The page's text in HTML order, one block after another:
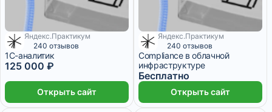
5 103 ₽/мес
Яндекс.Практикум
240 отзывов
1С-аналитик
125 000 ₽
Открыть сайт
1 ₽/мес
Яндекс.Практикум
240 отзывов
Compliance в облачной
инфраструктуре
Бесплатно
Открыть сайт